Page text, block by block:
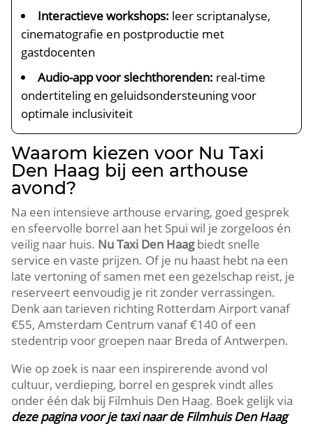
Interactieve workshops: leer scriptanalyse,
cinematografie en postproductie met
gastdocenten
Audio-app voor slechthorenden: real-time
ondertiteling en geluidsondersteuning voor
optimale inclusiviteit
Waarom kiezen voor Nu Taxi
Den Haag bij een arthouse
avond?
Na een intensieve arthouse ervaring, goed gesprek
en sfeervolle borrel aan het Spui wil je zorgeloos én
veilig naar huis.​ Nu Taxi Den Haagbiedt snelle
service en vaste prijzen.​ Of je nu haast hebt na een
late vertoning of samen met een gezelschap reist, je
reserveert eenvoudig je rit zonder verrassingen.​
Denk aan tarieven richting Rotterdam Airport vanaf
€55, Amsterdam Centrum vanaf €140 of een
stedentrip voor groepen naar Breda of Antwerpen.​
Wie op zoek is naar een inspirerende avond vol
cultuur, verdieping, borrel en gesprek vindt alles
onder één dak bij Filmhuis Den Haag.​ Boek gelijk via
deze pagina voor je taxi naar de Filmhuis Den Haag